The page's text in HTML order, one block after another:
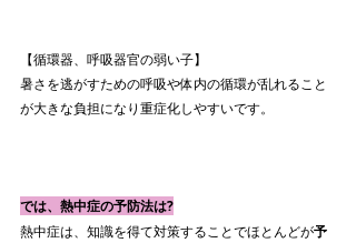
【循環器、呼吸器官の弱い子】
暑さを逃がすための呼吸や体内の循環が乱れること
が大きな負担になり重症化しやすいです。
では、熱中症の予防法は?
熱中症は、知識を得て対策することでほとんどが予